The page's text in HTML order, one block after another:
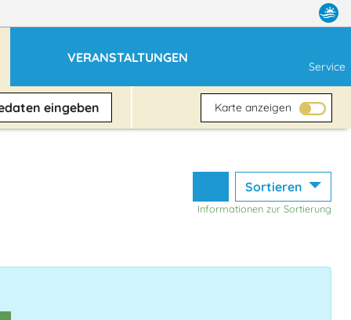
VERANSTALTUNGEN
Service
eingeben Karte anzeigen
Sortieren
Informationen zur Sortierung